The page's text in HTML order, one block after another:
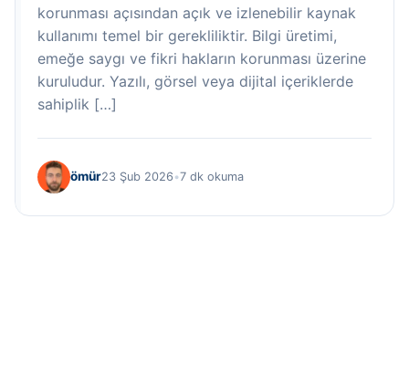
korunması açısından açık ve izlenebilir kaynak
kullanımı temel bir gerekliliktir. Bilgi üretimi,
emeğe saygı ve fikri hakların korunması üzerine
kuruludur. Yazılı, görsel veya dijital içeriklerde
sahiplik […]
ömür23 Şub 2026 •7 dk okuma